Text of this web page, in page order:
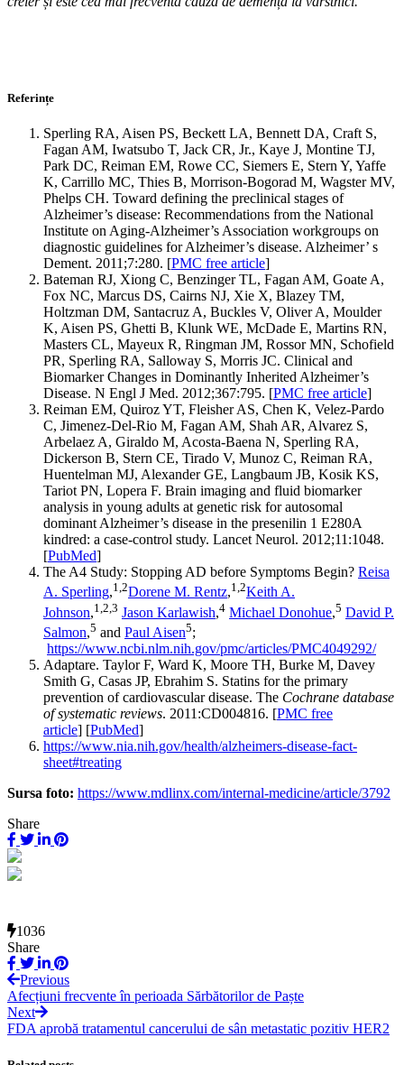
Referințe
Sperling RA, Aisen PS, Beckett LA, Bennett DA, Craft S,
Fagan AM, Iwatsubo T, Jack CR, Jr., Kaye J, Montine TJ,
Park DC, Reiman EM, Rowe CC, Siemers E, Stern Y, Yaffe
K, Carrillo MC, Thies B, Morrison-Bogorad M, Wagster MV,
Phelps CH. Toward defining the preclinical stages of
Alzheimer’s disease: Recommendations from the National
Institute on Aging-Alzheimer’s Association workgroups on
diagnostic guidelines for Alzheimer’s disease. Alzheimer’ s
Dement. 2011;7:280. [PMC free article]
Bateman RJ, Xiong C, Benzinger TL, Fagan AM, Goate A,
Fox NC, Marcus DS, Cairns NJ, Xie X, Blazey TM,
Holtzman DM, Santacruz A, Buckles V, Oliver A, Moulder
K, Aisen PS, Ghetti B, Klunk WE, McDade E, Martins RN,
Masters CL, Mayeux R, Ringman JM, Rossor MN, Schofield
PR, Sperling RA, Salloway S, Morris JC. Clinical and
Biomarker Changes in Dominantly Inherited Alzheimer’s
Disease. N Engl J Med. 2012;367:795. [PMC free article]
Reiman EM, Quiroz YT, Fleisher AS, Chen K, Velez-Pardo
C, Jimenez-Del-Rio M, Fagan AM, Shah AR, Alvarez S,
Arbelaez A, Giraldo M, Acosta-Baena N, Sperling RA,
Dickerson B, Stern CE, Tirado V, Munoz C, Reiman RA,
Huentelman MJ, Alexander GE, Langbaum JB, Kosik KS,
Tariot PN, Lopera F. Brain imaging and fluid biomarker
analysis in young adults at genetic risk for autosomal
dominant Alzheimer’s disease in the presenilin 1 E280A
kindred: a case-control study. Lancet Neurol. 2012;11:1048.
[PubMed]
The A4 Study: Stopping AD before Symptoms Begin? Reisa
A. Sperling,1,2Dorene M. Rentz,1,2Keith A.
Johnson,1,2,3 Jason Karlawish,4 Michael Donohue,5 David P.
Salmon,5 and Paul Aisen5;
https://www.ncbi.nlm.nih.gov/pmc/articles/PMC4049292/
Adaptare. Taylor F, Ward K, Moore TH, Burke M, Davey
Smith G, Casas JP, Ebrahim S. Statins for the primary
prevention of cardiovascular disease. The Cochrane database
of systematic reviews. 2011:CD004816. [PMC free
article] [PubMed]
https://www.nia.nih.gov/health/alzheimers-disease-fact-
sheet#treating
Sursa foto: https://www.mdlinx.com/internal-medicine/article/3792
Share
1036
Share
Previous
Afecțiuni frecvente în perioada Sărbătorilor de Paște
Next
FDA aprobă tratamentul cancerului de sân metastatic pozitiv HER2